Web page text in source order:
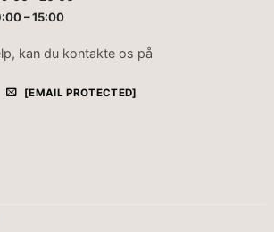
15:00
kan du kontakte os på
[EMAIL PROTECTED]